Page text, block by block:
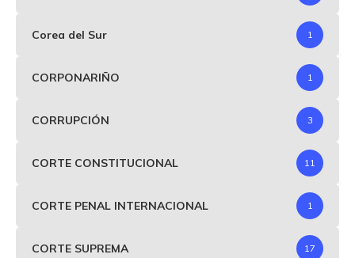
Corea del Sur 1
CORPONARIÑO 1
CORRUPCIÓN 3
CORTE CONSTITUCIONAL 11
CORTE PENAL INTERNACIONAL 1
CORTE SUPREMA 17